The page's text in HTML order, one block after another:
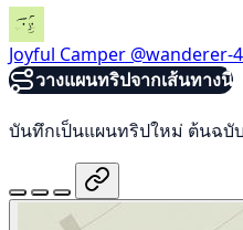
Joyful Camper @wanderer-
วางแผนทริปจากเส้นทางนี้
บันทึกเป็นแผนทริปใหม่ ต้นฉบั